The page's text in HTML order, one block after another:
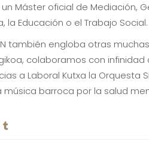
Máster oficial de Mediación,
la Educación o el Trabajo
también engloba otras
colaboramos con
a Laboral Kutxa la Orquesta
barroca por la salud